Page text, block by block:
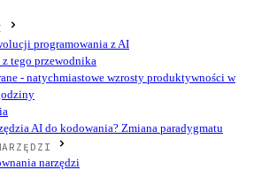
programowania z AI
z tego przewodnika
- natychmiastowe wzrosty produktywności w
AI do kodowania? Zmiana paradygmatu
narzędzi